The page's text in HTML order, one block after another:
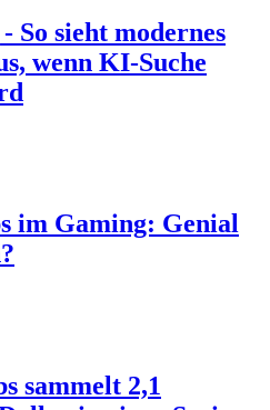
So sieht modernes
wenn KI-Suche
im Gaming: Genial
sammelt 2,1